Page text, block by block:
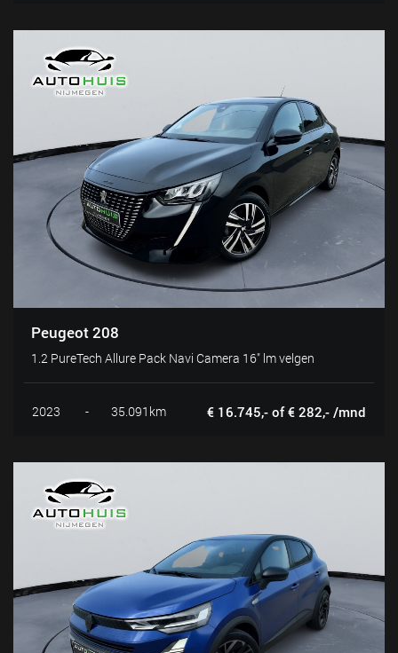
Peugeot 208
1.2 PureTech Allure Pack Navi Camera 16" lm velgen
2023 - 35.091km € 16.745,- of € 282,- /mnd